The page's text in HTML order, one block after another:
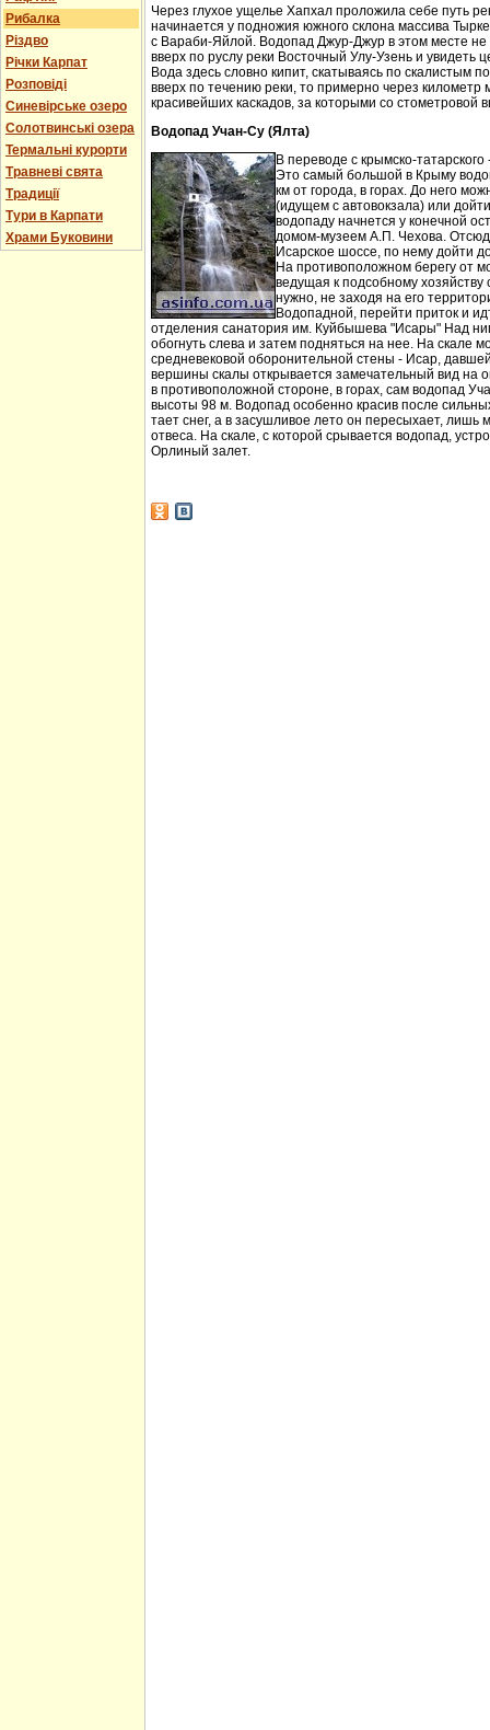
Рибалка
Різдво
Річки Карпат
Розповіді
Синевірське озеро
Солотвинські озера
Термальні курорти
Травневі свята
Традиції
Тури в Карпати
Храми Буковини
Через глухое ущелье Хапхал проложила себе путь
начинается у подножия южного склона массива
с Вараби-Яйлой. Водопад Джур-Джур в этом месте
вверх по руслу реки Восточный Улу-Узень и увидеть
Вода здесь словно кипит, скатываясь по скалистым
вверх по течению реки, то примерно через километр
красивейших каскадов, за которыми со стометровой
Водопад Учан-Су (Ялта)
В переводе с крымско-
Это самый большой в Крыму
км от города, в горах. До него
(идущем с автовокзала) или
водопаду начнется у конечной
домом-музеем А.П. Чехова.
Исарское шоссе, по нему дойти
На противоположном берегу от
ведущая к подсобному
нужно, не заходя на его
Водопадной, перейти приток и
отделения санатория им. Куйбышева "Исары" Над
обогнуть слева и затем подняться на нее. На скале
средневековой оборонительной стены - Исар,
вершины скалы открывается замечательный вид на
в противоположной стороне, в горах, сам водопад
высоты 98 м. Водопад особенно красив после
тает снег, а в засушливое лето он пересыхает, лишь
отвеса. На скале, с которой срывается водопад,
Орлиный залет.